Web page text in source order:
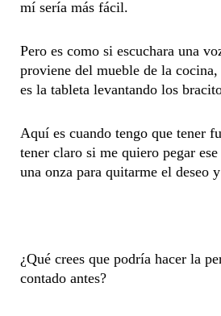
mí sería más fácil.
Pero es como si escuchara una
proviene del mueble de la
es la tableta levantando los
Aquí es cuando tengo que tener
tener claro si me quiero pegar
una onza para quitarme el deseo
¿Qué crees que podría hacer la
contado antes?